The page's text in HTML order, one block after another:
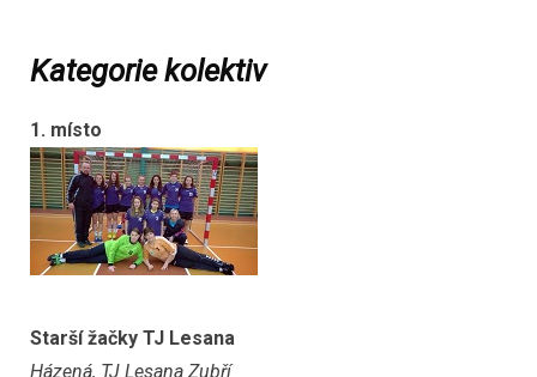
Kategorie kolektiv
1. místo
Starší žačky TJ Lesana
Házená, TJ Lesana Zubří